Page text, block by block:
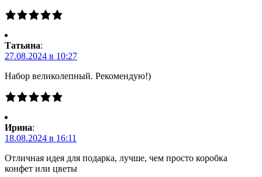
Татьяна:
27.08.2024 в 10:27
Набор великолепный. Рекомендую!)
Ирина:
18.08.2024 в 16:11
Отличная идея для подарка, лучше, чем просто коробка
конфет или цветы